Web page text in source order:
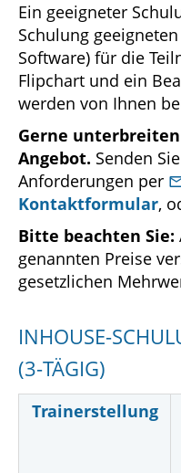
Ein geeigneter
Schulung
Software) für die
Flipchart und ein
werden von Ihnen
Gerne
Angebot. Senden
Anforderungen per
Kontaktformular,
Bitte beachten Sie:
genannten Preise
gesetzlichen
INHOUSE-
(3-TÄGIG)
Trainerstellung